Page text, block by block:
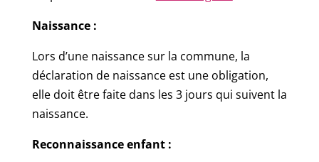
Naissance :
Lors d’une naissance sur la commune, la
déclaration de naissance est une obligation,
elle doit être faite dans les 3 jours qui suivent la
naissance.
Reconnaissance enfant :